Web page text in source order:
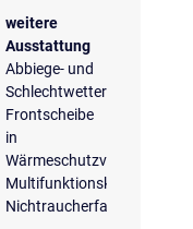
weitere
Ausstattung
Abbiege- und
Schlechtwetterlicht
Frontscheibe
in
Wärmeschutzverglasung
Multifunktionskamera
Nichtraucherfahrzeug